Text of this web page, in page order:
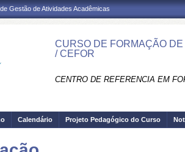
Gestão de Atividades Acadêmicas
CURSO DE FORMAÇÃO
/ CEFOR
CENTRO DE REFERENCIA EM
Calendário Projeto Pedagógico do Curso